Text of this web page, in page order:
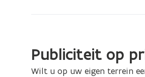
wegwijzers
langs
Publiciteit op
Wilt u op uw eigen terrein